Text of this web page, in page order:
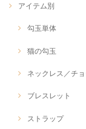
アイテム別
勾玉単体
猫の勾玉
ネックレス／チ
ブレスレット
ストラップ